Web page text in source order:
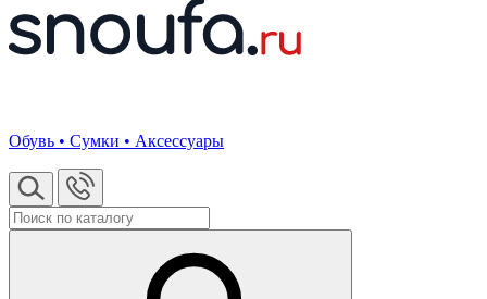
Обувь • Сумки • Аксессуары